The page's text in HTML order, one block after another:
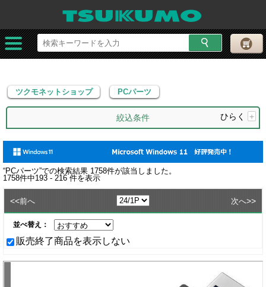
ツクモネットショップ PCパーツ
ツクモネットショップ PCパーツ
絞込条件 ひらく +
“PCパーツ”での検索結果 1758件が該当しました。
1758件中193 - 216件を表示
<<前へ 次へ>>
並べ替え：
販売終了商品を表示しない